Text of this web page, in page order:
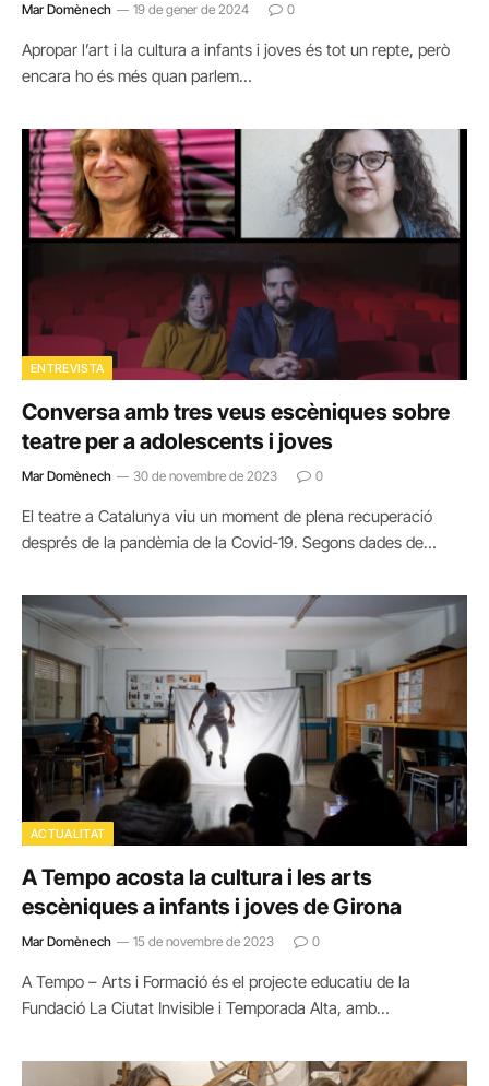
Mar Domènech 19 de gener de 2024 0
Apropar l’art i la cultura a infants i joves és tot un repte, però
encara ho és més quan parlem…
ENTREVISTA
Conversa amb tres veus escèniques sobre
teatre per a adolescents i joves
Mar Domènech 30 de novembre de 2023 0
El teatre a Catalunya viu un moment de plena recuperació
després de la pandèmia de la Covid-19. Segons dades de…
ACTUALITAT
A Tempo acosta la cultura i les arts
escèniques a infants i joves de Girona
Mar Domènech 15 de novembre de 2023 0
A Tempo – Arts i Formació és el projecte educatiu de la
Fundació La Ciutat Invisible i Temporada Alta, amb…